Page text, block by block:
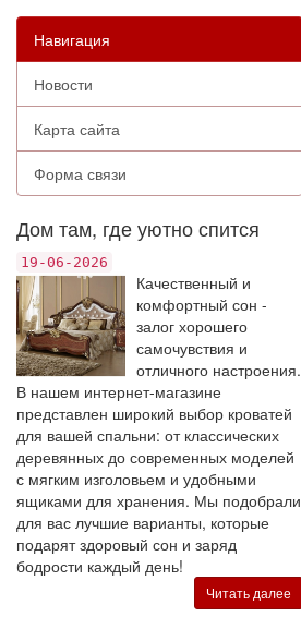
Навигация
Новости
Карта сайта
Форма связи
Дом там, где уютно спится
19-06-2026
Качественный и
комфортный сон -
залог хорошего
самочувствия и
отличного настроения.
В нашем интернет-магазине
представлен широкий выбор кроватей
для вашей спальни: от классических
деревянных до современных моделей
с мягким изголовьем и удобными
ящиками для хранения. Мы подобрали
для вас лучшие варианты, которые
подарят здоровый сон и заряд
бодрости каждый день!
Читать далее